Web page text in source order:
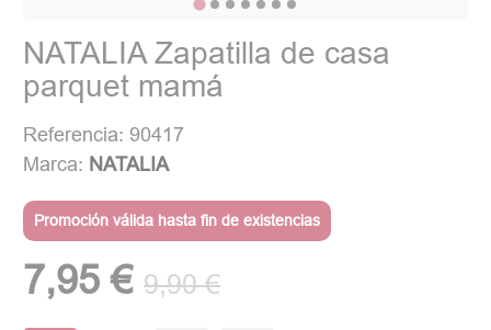
NATALIA Zapatilla de casa
parquet mamá
Referencia: 90417
Marca: NATALIA
Promoción válida hasta fin de existencias
7,95 € 9,90 €